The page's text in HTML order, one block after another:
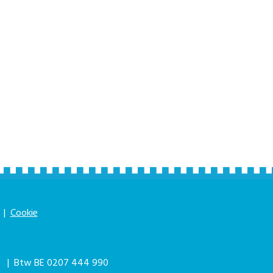
|Cookie
| Btw BE 0207 444 990